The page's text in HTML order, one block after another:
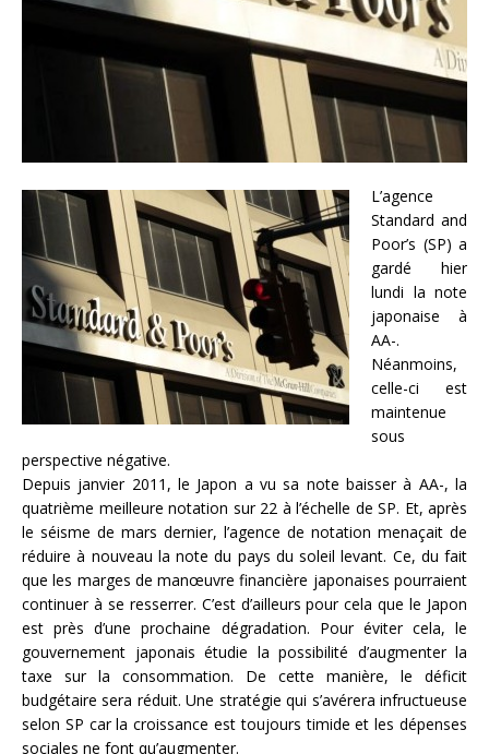
L’agence
Standard and
Poor’s (SP) a
gardé hier
lundi la note
japonaise à
AA-.
Néanmoins,
celle-ci est
maintenue
sous
perspective négative.
Depuis janvier 2011, le Japon a vu sa note baisser à AA-, la
quatrième meilleure notation sur 22 à l’échelle de SP. Et, après
le séisme de mars dernier, l’agence de notation menaçait de
réduire à nouveau la note du pays du soleil levant. Ce, du fait
que les marges de manœuvre financière japonaises pourraient
continuer à se resserrer. C’est d’ailleurs pour cela que le Japon
est près d’une prochaine dégradation. Pour éviter cela, le
gouvernement japonais étudie la possibilité d’augmenter la
taxe sur la consommation. De cette manière, le déficit
budgétaire sera réduit. Une stratégie qui s’avérera infructueuse
selon SP car la croissance est toujours timide et les dépenses
sociales ne font qu’augmenter.